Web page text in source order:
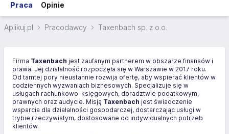
Praca Opinie
Aplikuj.pl Pracodawcy Taxenbach sp. z o.o.
Firma Taxenbach jest zaufanym partnerem w obszarze finansów i
prawa. Jej działalność rozpoczęła się w Warszawie w 2017 roku.
Od tamtej pory nieustannie rozwija ofertę, aby wspierać klientów w
codziennych wyzwaniach biznesowych. Specjalizuje się w
usługach rachunkowo-księgowych, doradztwie podatkowym,
prawnych oraz audycie. Misją Taxenbach jest świadczenie
wsparcia dla działalności gospodarczej, dostarczając usługi w
trybie rzeczywistym, dostosowane do indywidualnych potrzeb
klientów.